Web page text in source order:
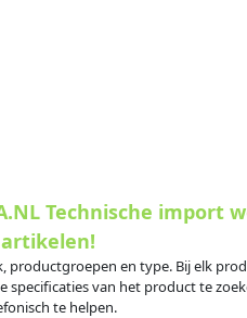
Technische import
artikelen!
en type. Bij elk
van het product te
te helpen.